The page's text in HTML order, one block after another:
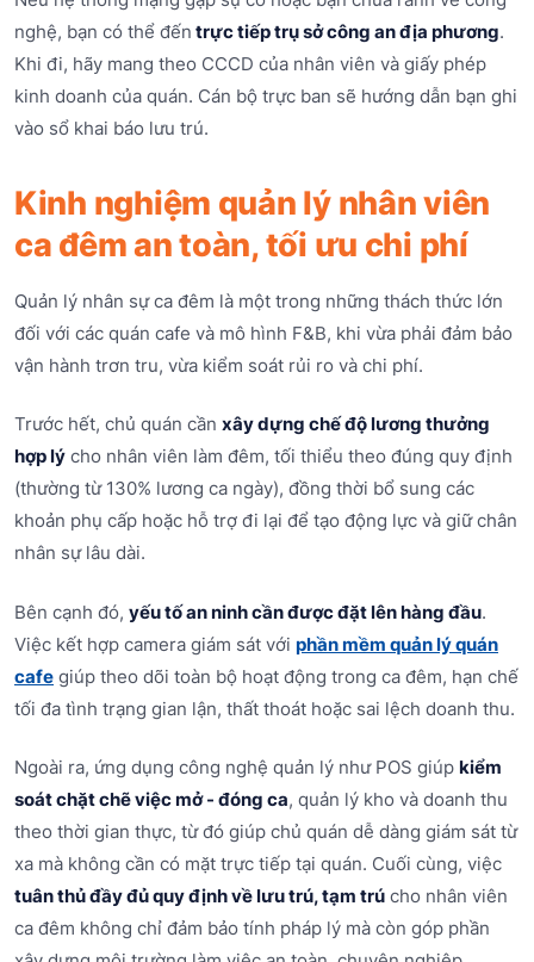
nghệ, bạn có thể đến trực tiếp trụ sở công an địa phương.
Khi đi, hãy mang theo CCCD của nhân viên và giấy phép
kinh doanh của quán. Cán bộ trực ban sẽ hướng dẫn bạn ghi
vào sổ khai báo lưu trú.
Kinh nghiệm quản lý nhân viên
ca đêm an toàn, tối ưu chi phí
Quản lý nhân sự ca đêm là một trong những thách thức lớn
đối với các quán cafe và mô hình F&B, khi vừa phải đảm bảo
vận hành trơn tru, vừa kiểm soát rủi ro và chi phí.
Trước hết, chủ quán cần xây dựng chế độ lương thưởng
hợp lý cho nhân viên làm đêm, tối thiểu theo đúng quy định
(thường từ 130% lương ca ngày), đồng thời bổ sung các
khoản phụ cấp hoặc hỗ trợ đi lại để tạo động lực và giữ chân
nhân sự lâu dài.
Bên cạnh đó, yếu tố an ninh cần được đặt lên hàng đầu.
Việc kết hợp camera giám sát với phần mềm quản lý quán
cafe giúp theo dõi toàn bộ hoạt động trong ca đêm, hạn chế
tối đa tình trạng gian lận, thất thoát hoặc sai lệch doanh thu.
Ngoài ra, ứng dụng công nghệ quản lý như POS giúp kiểm
soát chặt chẽ việc mở - đóng ca, quản lý kho và doanh thu
theo thời gian thực, từ đó giúp chủ quán dễ dàng giám sát từ
xa mà không cần có mặt trực tiếp tại quán. Cuối cùng, việc
tuân thủ đầy đủ quy định về lưu trú, tạm trú cho nhân viên
ca đêm không chỉ đảm bảo tính pháp lý mà còn góp phần